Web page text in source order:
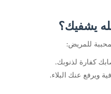
يشفيك؟
للمريض:
كفارة لذنوبك.
ويرفع عنك البلاء.